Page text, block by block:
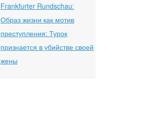
Frankfurter Rundschau:
Образ жизни как мотив
преступления: Турок
признается в убийстве своей
жены